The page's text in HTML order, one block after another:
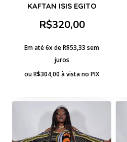
KAFTAN ISIS EGITO
R$320,00
Em até 6x deR$53,33 sem
juros
ouR$304,00 à vista no PIX